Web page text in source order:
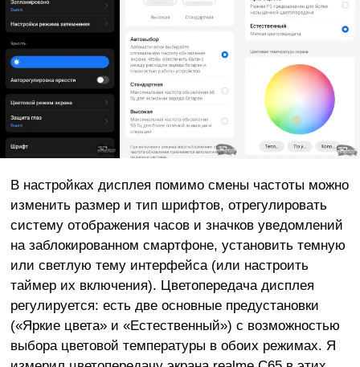
В настройках дисплея помимо смены частоты можно
изменить размер и тип шрифтов, отрегулировать
систему отображения часов и значков уведомлений
на заблокированном смартфоне, установить темную
или светлую тему интерфейса (или настроить
таймер их включения). Цветопередача дисплея
регулируется: есть две основные предустановки
(«Яркие цвета» и «Естественный») с возможностью
выбора цветовой температуры в обоих режимах. Я